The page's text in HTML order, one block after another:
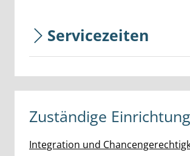
Servicezeiten
Zuständige Einrichtung
Integration und